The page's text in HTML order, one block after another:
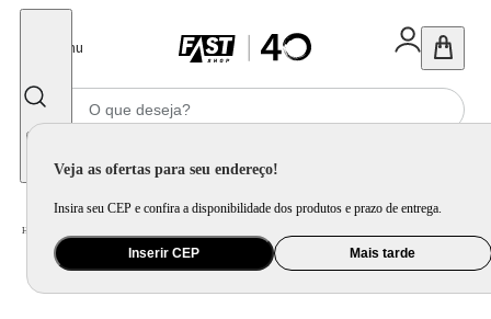
Menu
Veja as ofertas para seu endereço!
Insira seu CEP e confira a disponibilidade dos produtos e prazo de entrega.
Inserir CEP Mais tarde
Home